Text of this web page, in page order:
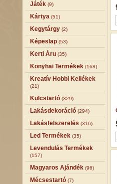
Játék (9)
Kártya (51)
Kegytárgy (2)
Képeslap (53)
Kerti Áru (35)
Konyhai Termékek (168)
Kreatív Hobbi Kellékek
(21)
Kulcstartó (329)
Lakásdekoráció (294)
Lakásfelszerelés (316)
Led Termékek (35)
Levendulás Termékek
(157)
Magyaros Ajándék (96)
Mécsestartó (7)